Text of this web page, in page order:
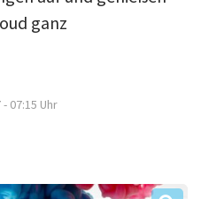
ganz
- 07:15 Uhr